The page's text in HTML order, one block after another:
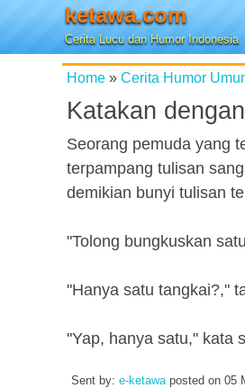
ketawa.com
Cerita Lucu dan Humor Indonesia
Home » Cerita Humor
Katakan
Seorang pemuda yang
terpampang tulisan
demikian bunyi tulisan
"Tolong bungkuskan
"Hanya satu tangkai?,"
"Yap, hanya satu," kata
Sent by: e-ketawaposted on 05